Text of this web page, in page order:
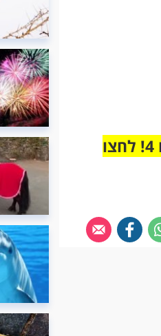
מחוברים רק לקבוצת ווטסאפ אחת מבית מוקד תהילים ארצי? יש לנו 4! לחצו